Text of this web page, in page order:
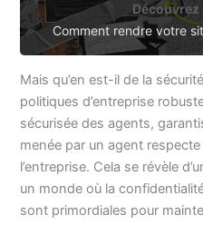
Découvrez
Comment rendre votre
Mais qu’en est-il de la
politiques d’entreprise
sécurisée des agents,
menée par un agent
l’entreprise. Cela se révèle
un monde où la
sont primordiales pour